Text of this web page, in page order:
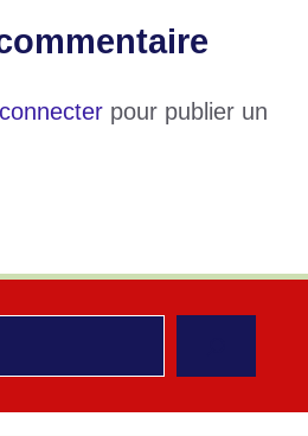
pour publier un